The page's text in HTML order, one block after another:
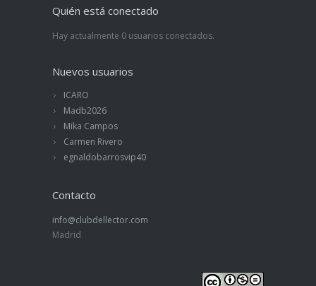
Quién está conectado
Hay actualmente 0 usuarios conectados.
Nuevos usuarios
ICARO
Madb2026
Mika Campos
Carmen Rivero
egnaldobarrosvip40
Contacto
info@clubdellector.com
Madrid